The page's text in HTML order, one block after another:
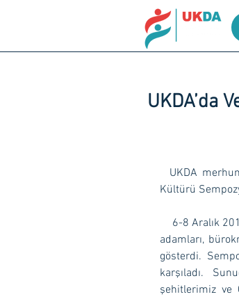
UKDA’da
Kültürü
adamları,
gösterdi.
karşıladı.
şehitlerimiz ve